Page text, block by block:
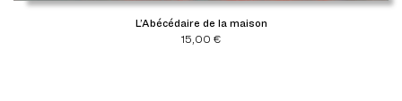
L’Abécédaire de la maison
15,00 €